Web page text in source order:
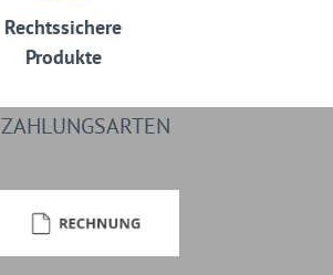
Rechtssichere
Produkte
ZAHLUNGSARTEN